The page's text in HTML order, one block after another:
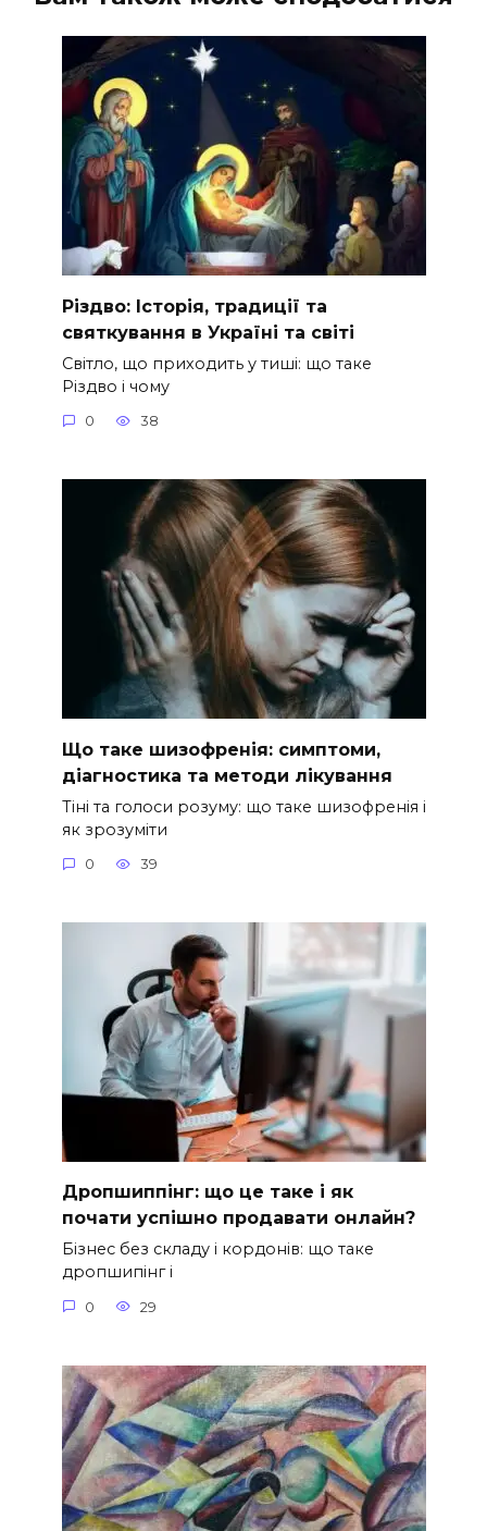
Різдво: Історія, традиції та
святкування в Україні та світі
Світло, що приходить у тиші: що таке
Різдво і чому
0 38
Що таке шизофренія: симптоми,
діагностика та методи лікування
Тіні та голоси розуму: що таке шизофренія і
як зрозуміти
0 39
Дропшиппінг: що це таке і як
почати успішно продавати онлайн?
Бізнес без складу і кордонів: що таке
дропшипінг і
0 29